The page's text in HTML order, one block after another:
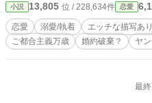
小説 13,805 位 / 228,634件 恋愛
恋愛 溺愛/執着 エッチな描写あり
ご都合主義万歳
婚約破棄？ ヤ
最